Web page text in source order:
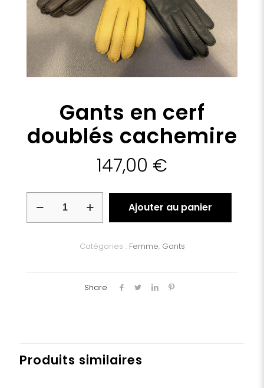
Gants en cerf
doublés cachemire
147,00 €
Ajouter au panier
Catégories : Femme, Gants
Share
Produits similaires